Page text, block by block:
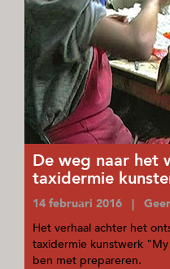
De weg naar het
taxidermie
14 februari 2016 |
Het verhaal achter het
taxidermie kunstwerk
ben met prepareren.